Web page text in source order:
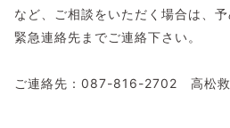
など、ご相談をいただく場合は、
緊急連絡先までご連絡下さい。
ご連絡先：087-816-2702 高松救